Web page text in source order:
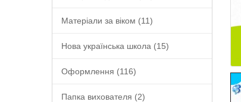
Матеріали за віком (11)
Нова українська школа (15)
Оформлення (116)
Папка вихователя (2)